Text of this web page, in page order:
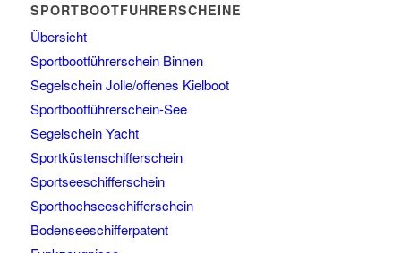
SPORTBOOTFÜHRERSCHEINE
Übersicht
Sportbootführerschein Binnen
Segelschein Jolle/offenes Kielboot
Sportbootführerschein-See
Segelschein Yacht
Sportküstenschifferschein
Sportseeschifferschein
Sporthochseeschifferschein
Bodenseeschifferpatent